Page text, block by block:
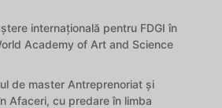
internațională pentru FDGI în
Academy of Art and Science
de master Antreprenoriat și
Afaceri, cu predare în limba